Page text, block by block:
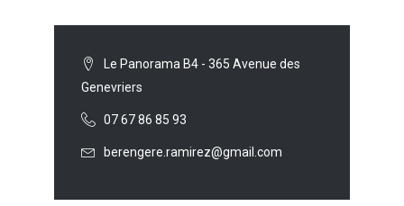
Le Panorama B4 - 365 Avenue des
Genevriers
07 67 86 85 93
berengere.ramirez@gmail.com